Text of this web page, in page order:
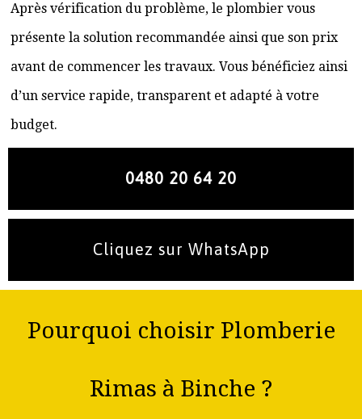
Après vérification du problème, le plombier vous
présente la solution recommandée ainsi que son prix
avant de commencer les travaux. Vous bénéficiez ainsi
d’un service rapide, transparent et adapté à votre
budget.
0480 20 64 20
Cliquez sur WhatsApp
Pourquoi choisir Plomberie
Rimas à Binche ?